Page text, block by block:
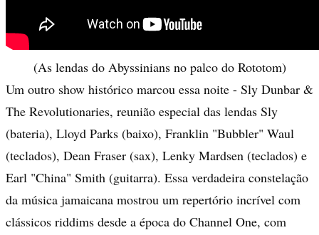
(As lendas do Abyssinians no palco do Rototom)
Um outro show histórico marcou essa noite - Sly Dunbar &
The Revolutionaries, reunião especial das lendas Sly
(bateria), Lloyd Parks (baixo), Franklin "Bubbler" Waul
(teclados), Dean Fraser (sax), Lenky Mardsen (teclados) e
Earl "China" Smith (guitarra). Essa verdadeira constelação
da música jamaicana mostrou um repertório incrível com
clássicos riddims desde a época do Channel One, com